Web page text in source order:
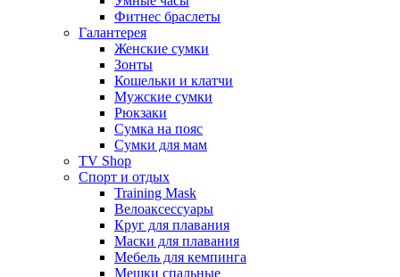
Фитнес браслеты
Галантерея
Женские сумки
Зонты
Кошельки и клатчи
Мужские сумки
Рюкзаки
Сумка на пояс
Сумки для мам
TV Shop
Спорт и отдых
Training Mask
Велоаксессуары
Круг для плавания
Маски для плавания
Мебель для кемпинга
Мешки спальные